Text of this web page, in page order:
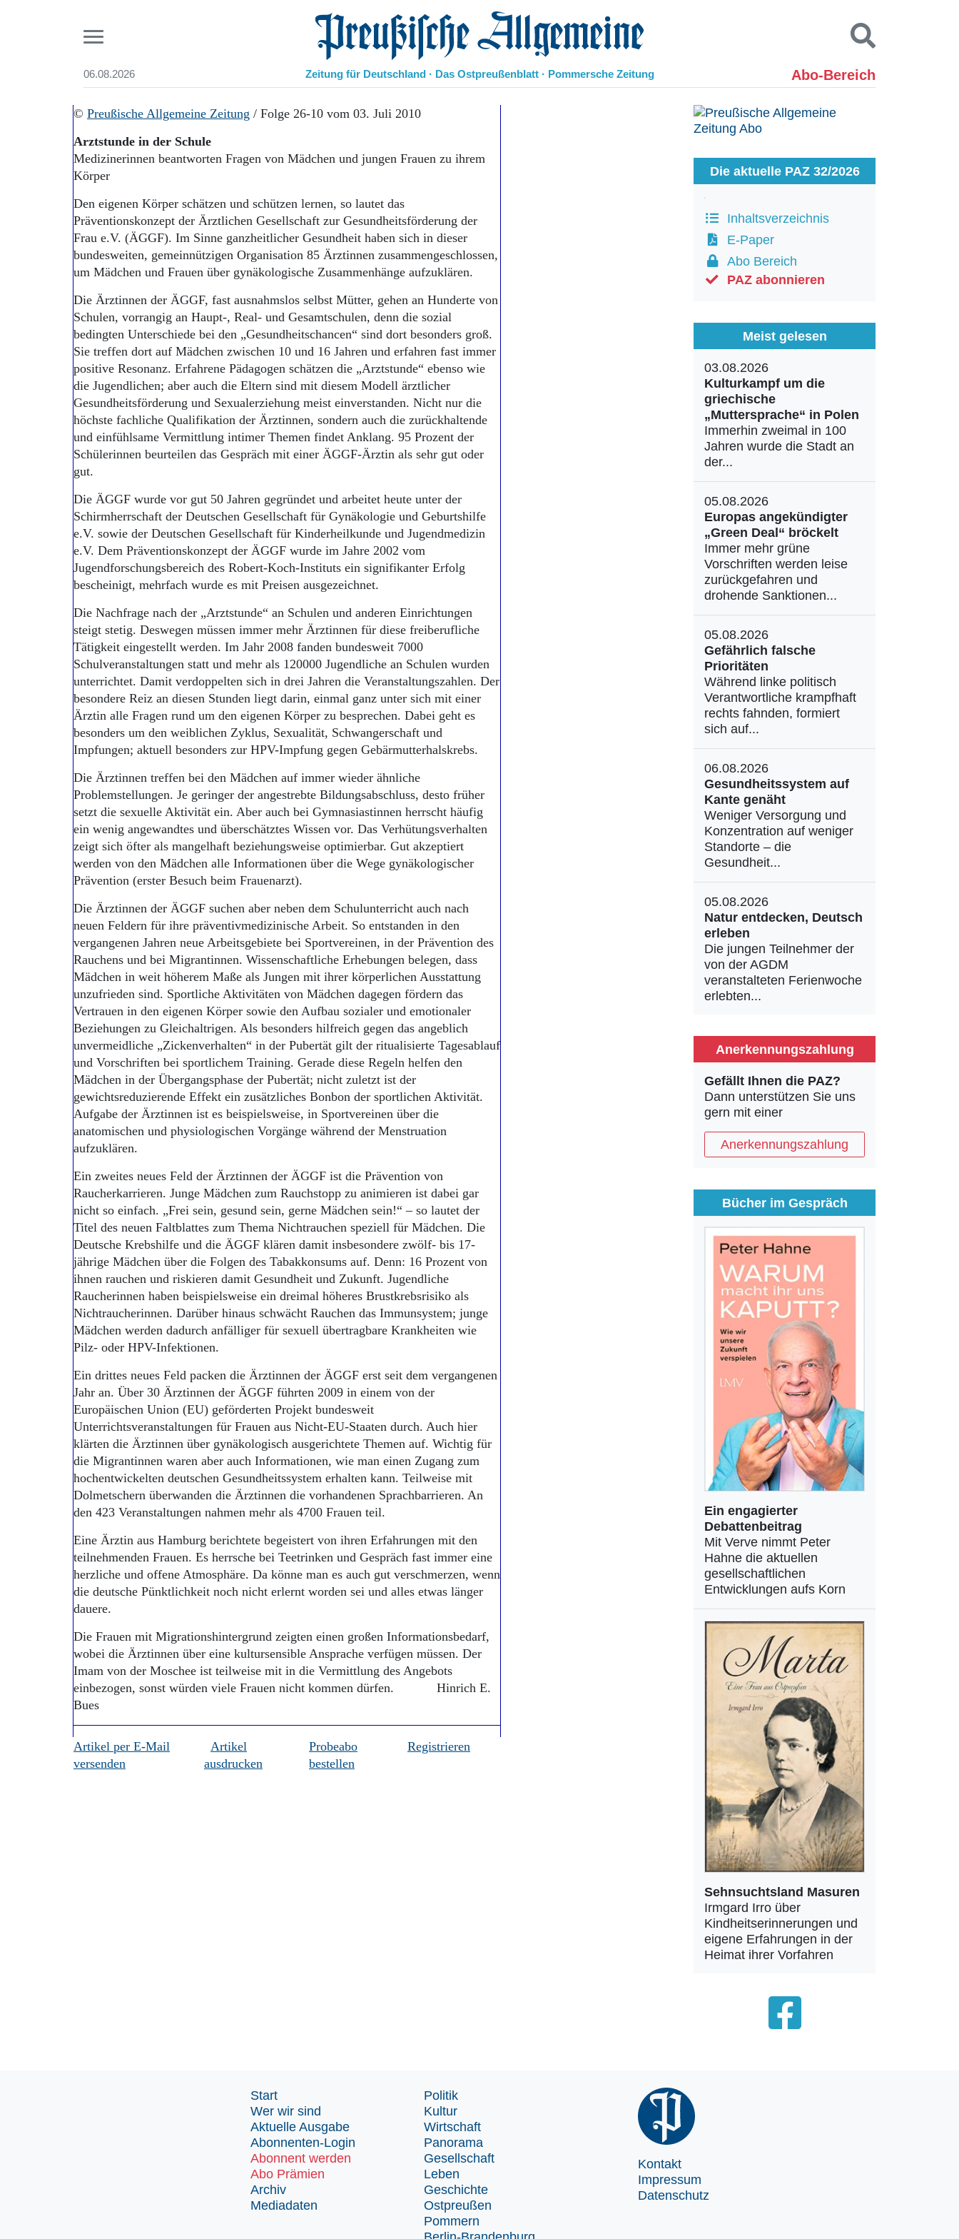
06.08.2026 Preußische Allgemeine Zeitung
Zeitung für Deutschland · Das Ostpreußenblatt · Pommersche Zeitung Abo-Bereich
Start
Aktuelle Ausgabe
Abonnenten-Login
Archiv
Mediadaten
Panorama
Ostpreußen
Pommern
Berlin-Brandenburg
Schlesien
Bücher
Kontakt
Suchen und finden
© Preußische Allgemeine Zeitung / Folge 26-10 vom 03. Juli 2010
Arztstunde in der Schule
Medizinerinnen beantworten Fragen von Mädchen und jungen Frauen zu ihrem
Körper
Den eigenen Körper schätzen und schützen lernen, so lautet das
Präventionskonzept der Ärztlichen Gesellschaft zur Gesundheitsförderung der
Frau e.V. (ÄGGF). Im Sinne ganzheitlicher Gesundheit haben sich in dieser
bundesweiten, gemeinnützigen Organisation 85 Ärztinnen zusammengeschlossen,
um Mädchen und Frauen über gynäkologische Zusammenhänge aufzuklären.
Die Ärztinnen der ÄGGF, fast ausnahmslos selbst Mütter, gehen an Hunderte von
Schulen, vorrangig an Haupt-, Real- und Gesamtschulen, denn die sozial
bedingten Unterschiede bei den „Gesundheitschancen“ sind dort besonders groß.
Sie treffen dort auf Mädchen zwischen 10 und 16 Jahren und erfahren fast immer
positive Resonanz. Erfahrene Pädagogen schätzen die „Arztstunde“ ebenso wie
die Jugendlichen; aber auch die Eltern sind mit diesem Modell ärztlicher
Gesundheitsförderung und Sexualerziehung meist einverstanden. Nicht nur die
höchste fachliche Qualifikation der Ärztinnen, sondern auch die zurückhaltende
und einfühlsame Vermittlung intimer Themen findet Anklang. 95 Prozent der
Schülerinnen beurteilen das Gespräch mit einer ÄGGF-Ärztin als sehr gut oder
gut.
Die ÄGGF wurde vor gut 50 Jahren gegründet und arbeitet heute unter der
Schirmherrschaft der Deutschen Gesellschaft für Gynäkologie und Geburtshilfe
e.V. sowie der Deutschen Gesellschaft für Kinderheilkunde und Jugendmedizin
e.V. Dem Präventionskonzept der ÄGGF wurde im Jahre 2002 vom
Jugendforschungsbereich des Robert-Koch-Instituts ein signifikanter Erfolg
bescheinigt, mehrfach wurde es mit Preisen ausgezeichnet.
Die Nachfrage nach der „Arztstunde“ an Schulen und anderen Einrichtungen
steigt stetig. Deswegen müssen immer mehr Ärztinnen für diese freiberufliche
Tätigkeit eingestellt werden. Im Jahr 2008 fanden bundesweit 7000
Schulveranstaltungen statt und mehr als 120000 Jugendliche an Schulen wurden
unterrichtet. Damit verdoppelten sich in drei Jahren die Veranstaltungszahlen. Der
besondere Reiz an diesen Stunden liegt darin, einmal ganz unter sich mit einer
Ärztin alle Fragen rund um den eigenen Körper zu besprechen. Dabei geht es
besonders um den weiblichen Zyklus, Sexualität, Schwangerschaft und
Impfungen; aktuell besonders zur HPV-Impfung gegen Gebärmutterhalskrebs.
Die Ärztinnen treffen bei den Mädchen auf immer wieder ähnliche
Problemstellungen. Je geringer der angestrebte Bildungsabschluss, desto früher
setzt die sexuelle Aktivität ein. Aber auch bei Gymnasiastinnen herrscht häufig
ein wenig angewandtes und überschätztes Wissen vor. Das Verhütungsverhalten
zeigt sich öfter als mangelhaft beziehungsweise optimierbar. Gut akzeptiert
werden von den Mädchen alle Informationen über die Wege gynäkologischer
Prävention (erster Besuch beim Frauenarzt).
Die Ärztinnen der ÄGGF suchen aber neben dem Schulunterricht auch nach
neuen Feldern für ihre präventivmedizinische Arbeit. So entstanden in den
vergangenen Jahren neue Arbeitsgebiete bei Sportvereinen, in der Prävention des
Rauchens und bei Migrantinnen. Wissenschaftliche Erhebungen belegen, dass
Mädchen in weit höherem Maße als Jungen mit ihrer körperlichen Ausstattung
unzufrieden sind. Sportliche Aktivitäten von Mädchen dagegen fördern das
Vertrauen in den eigenen Körper sowie den Aufbau sozialer und emotionaler
Beziehungen zu Gleichaltrigen. Als besonders hilfreich gegen das angeblich
unvermeidliche „Zickenverhalten“ in der Pubertät gilt der ritualisierte Tagesablauf
und Vorschriften bei sportlichem Training. Gerade diese Regeln helfen den
Mädchen in der Übergangsphase der Pubertät; nicht zuletzt ist der
gewichtsreduzierende Effekt ein zusätzliches Bonbon der sportlichen Aktivität.
Aufgabe der Ärztinnen ist es beispielsweise, in Sportvereinen über die
anatomischen und physiologischen Vorgänge während der Menstruation
aufzuklären.
Ein zweites neues Feld der Ärztinnen der ÄGGF ist die Prävention von
Raucherkarrieren. Junge Mädchen zum Rauchstopp zu animieren ist dabei gar
nicht so einfach. „Frei sein, gesund sein, gerne Mädchen sein!“ – so lautet der
Titel des neuen Faltblattes zum Thema Nichtrauchen speziell für Mädchen. Die
Deutsche Krebshilfe und die ÄGGF klären damit insbesondere zwölf- bis 17-
jährige Mädchen über die Folgen des Tabakkonsums auf. Denn: 16 Prozent von
ihnen rauchen und riskieren damit Gesundheit und Zukunft. Jugendliche
Raucherinnen haben beispielsweise ein dreimal höheres Brustkrebsrisiko als
Nichtraucherinnen. Darüber hinaus schwächt Rauchen das Immunsystem; junge
Mädchen werden dadurch anfälliger für sexuell übertragbare Krankheiten wie
Pilz- oder HPV-Infektionen.
Ein drittes neues Feld packen die Ärztinnen der ÄGGF erst seit dem vergangenen
Jahr an. Über 30 Ärztinnen der ÄGGF führten 2009 in einem von der
Europäischen Union (EU) geförderten Projekt bundesweit
Unterrichtsveranstaltungen für Frauen aus Nicht-EU-Staaten durch. Auch hier
klärten die Ärztinnen über gynäkologisch ausgerichtete Themen auf. Wichtig für
die Migrantinnen waren aber auch Informationen, wie man einen Zugang zum
hochentwickelten deutschen Gesundheitssystem erhalten kann. Teilweise mit
Dolmetschern überwanden die Ärztinnen die vorhandenen Sprachbarrieren. An
den 423 Veranstaltungen nahmen mehr als 4700 Frauen teil.
Eine Ärztin aus Hamburg berichtete begeistert von ihren Erfahrungen mit den
teilnehmenden Frauen. Es herrsche bei Teetrinken und Gespräch fast immer eine
herzliche und offene Atmosphäre. Da könne man es auch gut verschmerzen, wenn
die deutsche Pünktlichkeit noch nicht erlernt worden sei und alles etwas länger
dauere.
Die Frauen mit Migrationshintergrund zeigten einen großen Informationsbedarf,
wobei die Ärztinnen über eine kultursensible Ansprache verfügen müssen. Der
Imam von der Moschee ist teilweise mit in die Vermittlung des Angebots
einbezogen, sonst würden viele Frauen nicht kommen dürfen. Hinrich E.
Bues
Artikel per E-Mail
versenden
Artikel
ausdrucken
Probeabo
bestellen
Registrieren
Die aktuelle PAZ 32/2026
Inhaltsverzeichnis
E-Paper
Abo Bereich
PAZ abonnieren
Meist gelesen
03.08.2026
Kulturkampf um die
griechische
„Muttersprache“ in Polen
Immerhin zweimal in 100
Jahren wurde die Stadt an
der...
05.08.2026
Europas angekündigter
„Green Deal“ bröckelt
Immer mehr grüne
Vorschriften werden leise
zurückgefahren und
drohende Sanktionen...
05.08.2026
Gefährlich falsche
Prioritäten
Während linke politisch
Verantwortliche krampfhaft
rechts fahnden, formiert
sich auf...
06.08.2026
Gesundheitssystem auf
Kante genäht
Weniger Versorgung und
Konzentration auf weniger
Standorte – die
Gesundheit...
05.08.2026
Natur entdecken, Deutsch
erleben
Die jungen Teilnehmer der
von der AGDM
veranstalteten Ferienwoche
erlebten...
Anerkennungszahlung
Gefällt Ihnen die PAZ?
Dann unterstützen Sie uns
gern mit einer
Anerkennungszahlung
Bücher im Gespräch
Ein engagierter
Debattenbeitrag
Mit Verve nimmt Peter
Hahne die aktuellen
gesellschaftlichen
Entwicklungen aufs Korn
Sehnsuchtsland Masuren
Irmgard Irro über
Kindheitserinnerungen und
eigene Erfahrungen in der
Heimat ihrer Vorfahren
Start
Wer wir sind
Aktuelle Ausgabe
Abonnenten-Login
Abonnent werden
Abo Prämien
Archiv
Mediadaten
Politik
Kultur
Wirtschaft
Panorama
Gesellschaft
Leben
Geschichte
Ostpreußen
Pommern
Kontakt
Impressum
Datenschutz